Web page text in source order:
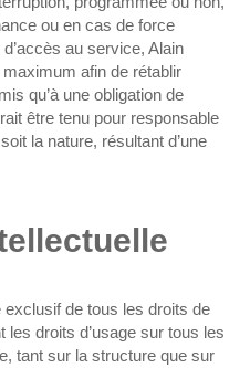
ou en cas de force
au service, Alain
afin de rétablir
qu’à une obligation de
être tenu pour responsable
la nature, résultant d’une
de tous les droits de
les droits d’usage sur tous les
tant sur la structure que sur